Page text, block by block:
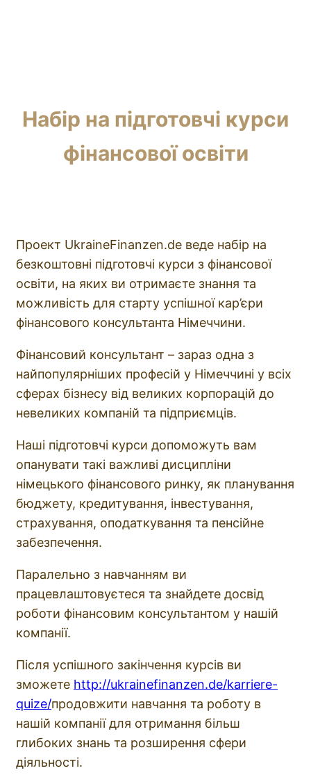
Набір на підготовчі курси
фінансової освіти
Проект UkraineFinanzen.de веде набір на
безкоштовні підготовчі курси з фінансової
освіти, на яких ви отримаєте знання та
можливість для старту успішної кар’єри
фінансового консультанта Німеччини.
Фінансовий консультант – зараз одна з
найпопулярніших професій у Німеччині у всіх
сферах бізнесу від великих корпорацій до
невеликих компаній та підприємців.
Наші підготовчі курси допоможуть вам
опанувати такі важливі дисципліни
німецького фінансового ринку, як планування
бюджету, кредитування, інвестування,
страхування, оподаткування та пенсійне
забезпечення.
Паралельно з навчанням ви
працевлаштовуєтеся та знайдете досвід
роботи фінансовим консультантом у нашій
компанії.
Після успішного закінчення курсів ви
зможете http://ukrainefinanzen.de/karriere-
quize/продовжити навчання та роботу в
нашій компанії для отримання більш
глибоких знань та розширення сфери
діяльності.